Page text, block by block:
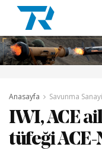
Anasayfa Savunma
IWI, ACE
tüfeği ACE-